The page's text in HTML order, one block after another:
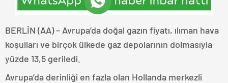
BERLİN (AA) – Avrupa’da doğal gazın fiyatı, ılıman hava
koşulları ve birçok ülkede gaz depolarının dolmasıyla
yüzde 13,5 geriledi.
Avrupa’da derinliği en fazla olan Hollanda merkezli